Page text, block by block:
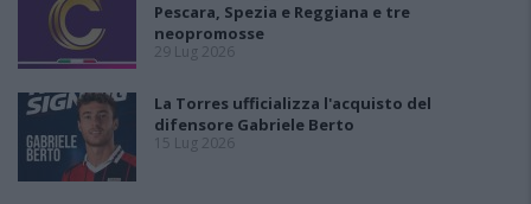
Pescara, Spezia e Reggiana e tre
neopromosse
29 Lug 2026
La Torres ufficializza l'acquisto del
difensore Gabriele Berto
15 Lug 2026